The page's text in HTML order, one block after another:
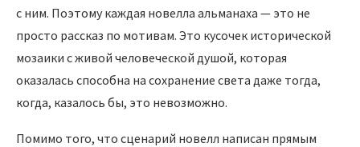
с ним. Поэтому каждая новелла альманаха — это не
просто рассказ по мотивам. Это кусочек исторической
мозаики с живой человеческой душой, которая
оказалась способна на сохранение света даже тогда,
когда, казалось бы, это невозможно.
Помимо того, что сценарий новелл написан прямым